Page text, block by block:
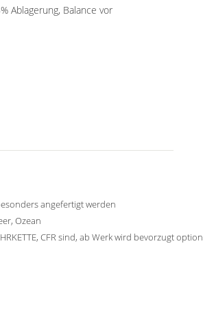
Ablagerung, Balance vor
angefertigt werden
Ozean
CFR sind, ab Werk wird bevorzugt